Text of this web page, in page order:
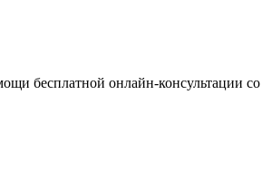
бесплатной онлайн-консультации